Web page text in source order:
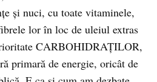
și nuci, cu toate vitaminele,
lor în loc de uleiul extras
CARBOHIDRAȚILOR,
primară de energie, oricât de